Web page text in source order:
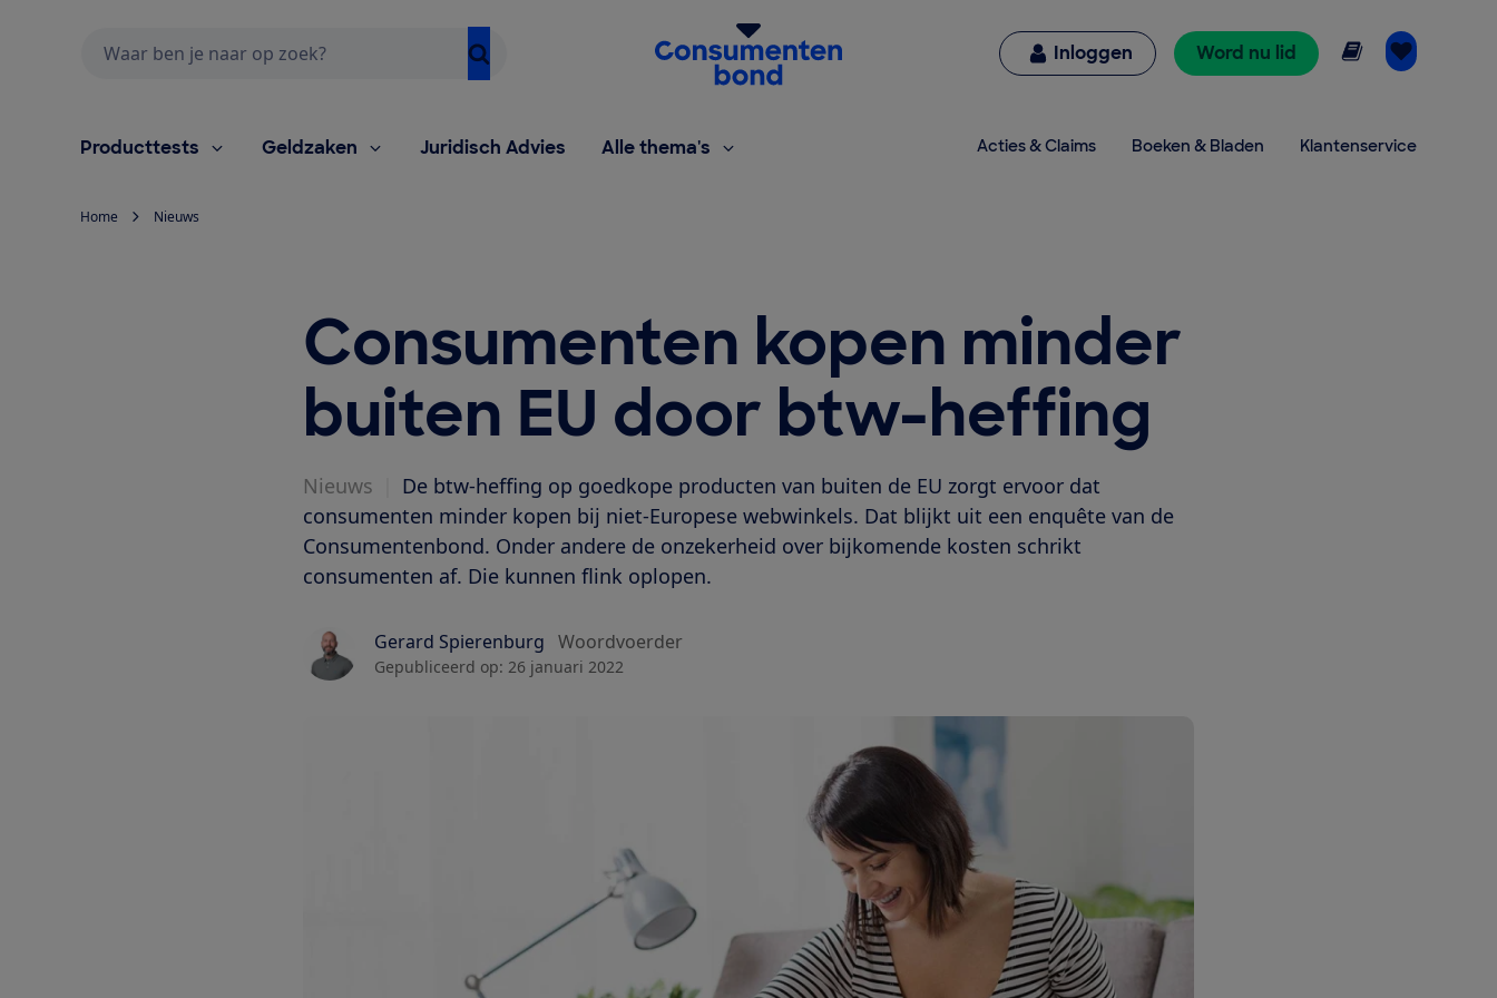
Homepage van de Consumentenbond
Inloggen Word nu lid Online lezen
Producttests Geldzaken Juridisch Advies Alle thema's Acties & Claims Boeken & Bladen Klantenservice
Home Nieuws
Consumenten kopen minder
buiten EU door btw-heffing
Nieuws
De btw-heffing op goedkope producten van buiten de EU zorgt ervoor dat
consumenten minder kopen bij niet-Europese webwinkels. Dat blijkt uit een enquête van de
Consumentenbond. Onder andere de onzekerheid over bijkomende kosten schrikt
consumenten af. Die kunnen flink oplopen.
Gerard Spierenburg Woordvoerder
Gepubliceerd op: 26 januari 2022